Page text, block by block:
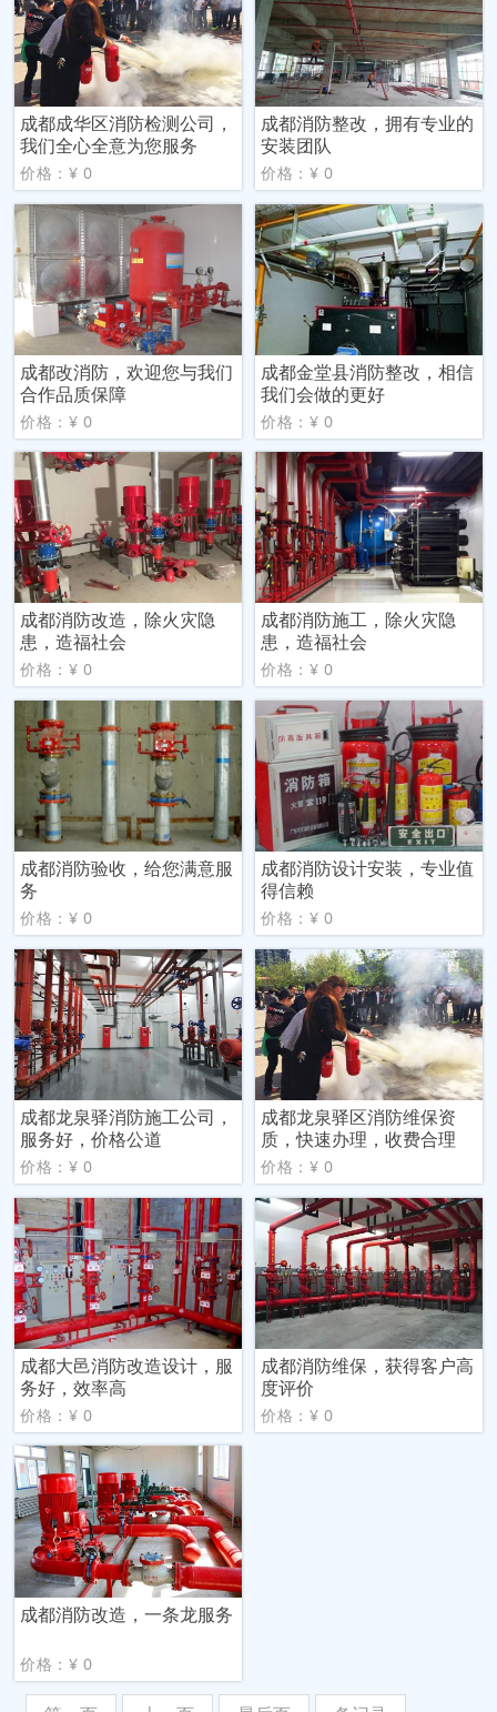
成都成华区消防检测公司，
我们全心全意为您服务
价格：¥ 0
成都消防整改，拥有专业的
安装团队
价格：¥ 0
成都改消防，欢迎您与我们
合作品质保障
价格：¥ 0
成都金堂县消防整改，相信
我们会做的更好
价格：¥ 0
成都消防改造，除火灾隐
患，造福社会
价格：¥ 0
成都消防施工，除火灾隐
患，造福社会
价格：¥ 0
成都消防验收，给您满意服
务
价格：¥ 0
成都消防设计安装，专业值
得信赖
价格：¥ 0
成都龙泉驿消防施工公司，
服务好，价格公道
价格：¥ 0
成都龙泉驿区消防维保资
质，快速办理，收费合理
价格：¥ 0
成都大邑消防改造设计，服
务好，效率高
价格：¥ 0
成都消防维保，获得客户高
度评价
价格：¥ 0
成都消防改造，一条龙服务
价格：¥ 0